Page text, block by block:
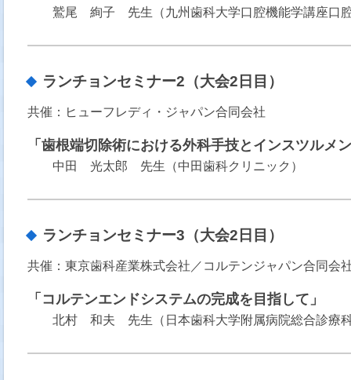
鷲尾 絢子 先生（九州歯科大学口腔機能学講座口
ランチョンセミナー2（大会2日目）
共催：ヒューフレディ・ジャパン合同会社
「歯根端切除術における外科手技とインスツルメ
中田 光太郎 先生（中田歯科クリニック）
ランチョンセミナー3（大会2日目）
共催：東京歯科産業株式会社／コルテンジャパン合同会
「コルテンエンドシステムの完成を目指して」
北村 和夫 先生（日本歯科大学附属病院総合診療